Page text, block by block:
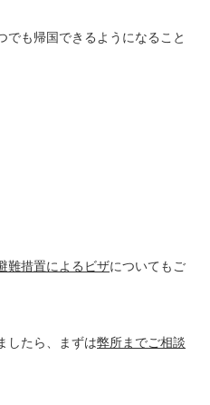
でも帰国できるようになること
難措置によるビザについてもご
したら、まずは弊所までご相談